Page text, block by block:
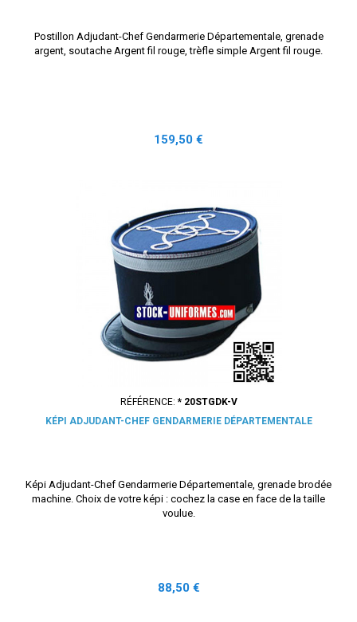
Postillon Adjudant-Chef Gendarmerie Départementale, grenade
argent, soutache Argent fil rouge, trèfle simple Argent fil rouge.
Prix
159,50 €
RÉFÉRENCE: * 20STGDK-V
KÉPI ADJUDANT-CHEF GENDARMERIE DÉPARTEMENTALE
Képi Adjudant-Chef Gendarmerie Départementale, grenade brodée
machine. Choix de votre képi : cochez la case en face de la taille
voulue.
Prix
88,50 €